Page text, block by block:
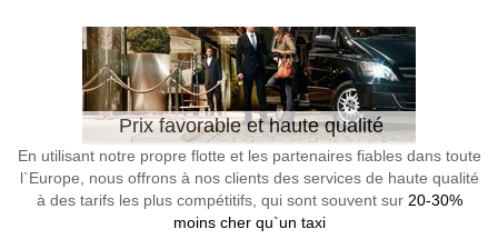
Prix favorable et haute qualité
En utilisant notre propre flotte et les partenaires fiables dans toute
l`Europe, nous offrons à nos clients des services de haute qualité
à des tarifs les plus compétitifs, qui sont souvent sur 20-30%
moins cher qu`un taxi